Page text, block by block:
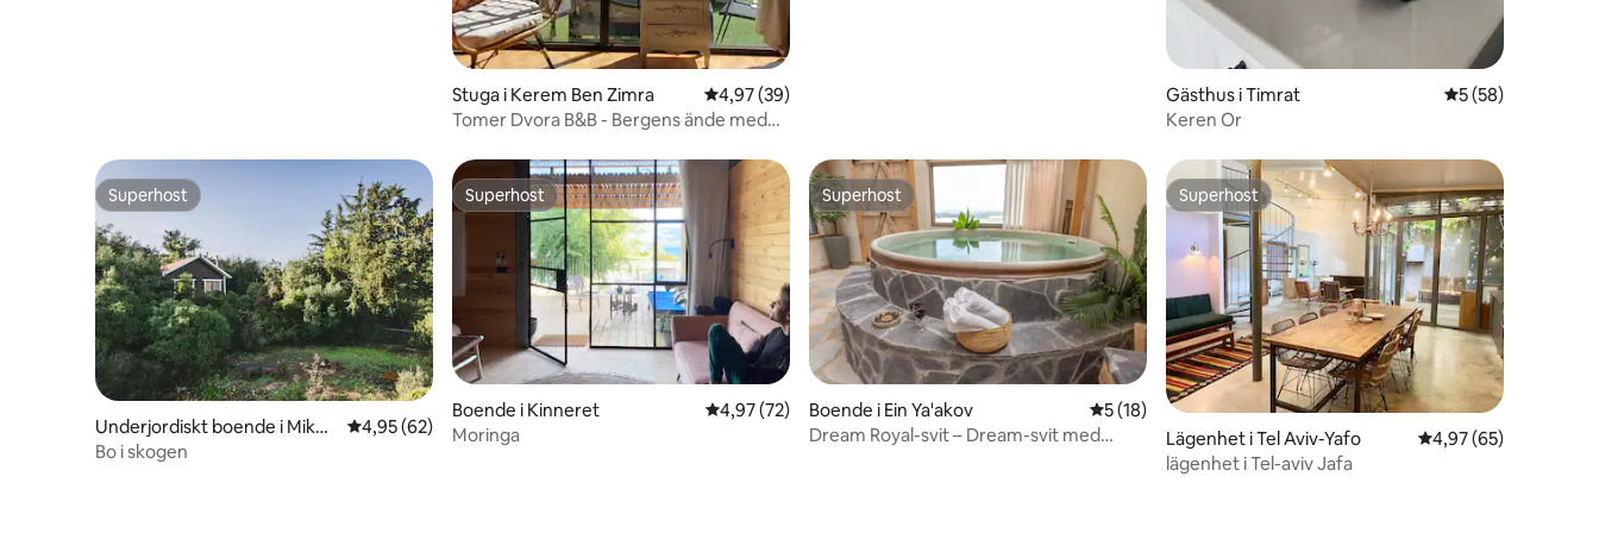
Stuga i Kerem Ben Zimra 4,97 av 5 i genomsnittligt betyg, 39 omdömen
4,97 (39)
Tomer Dvora B&B - Bergens ände med
Gästhus i Timrat 5 av 5 i
5 (58)
Keren Or
Superhost
Superhost
Underjordiskt boende i Mikh
manim
4,95 av 5 i genomsnittligt betyg, 62 omdömen
4,95 (62)
Bo i skogen
Superhost
Superhost
Boende i Kinneret 4,97 av 5 i genomsnittligt betyg, 72 omdömen
4,97 (72)
Moringa
Superhost
Superhost
Boende i Ein Ya'akov 5 av 5 i genomsnittligt betyg, 18 omdömen
5 (18)
Dream Royal-svit – Dream-svit med
Superhost
Superhost
Lägenhet i Tel Aviv-Yafo 4,97 av 5 i
4,97 (65)
lägenhet i Tel-aviv Jafa